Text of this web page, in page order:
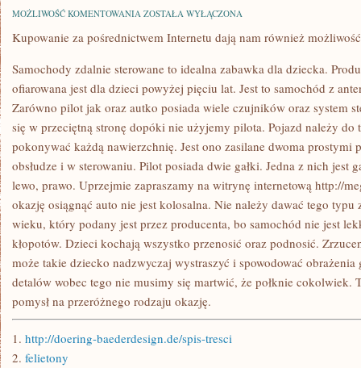
MOŻLIWOŚĆ KOMENTOWANIA BĘDZIE
NAJPOPULARNIEJSZA
DOTYCHCZAS
POJAWIŁA
SIĘ
NA
PÓŁKACH
W
SKLEPIE
ZOSTAŁA WYŁĄCZONA
Kupowanie za pośrednictwem Internetu dają nam również
Samochody zdalnie sterowane to idealna zabawka dla dziecka.
ofiarowana jest dla dzieci powyżej pięciu lat. Jest to samochód z
Zarówno pilot jak oraz autko posiada wiele czujników oraz system
się w przeciętną stronę dopóki nie użyjemy pilota. Pojazd należy do
pokonywać każdą nawierzchnię. Jest ono zasilane dwoma prostymi
obsłudze i w sterowaniu. Pilot posiada dwie gałki. Jedna z nich jest
lewo, prawo. Uprzejmie zapraszamy na witrynę internetową http://
okazję osiągnąć auto nie jest kolosalna. Nie należy dawać tego
wieku, który podany jest przez producenta, bo samochód nie jest
kłopotów. Dzieci kochają wszystko przenosić oraz podnosić.
może takie dziecko nadzwyczaj wystraszyć i spowodować obrażenia
detalów wobec tego nie musimy się martwić, że połknie cokolwiek.
pomysł na przeróżnego rodzaju okazję.
1. http://doering-baederdesign.de/spis-tresci
2. felietony